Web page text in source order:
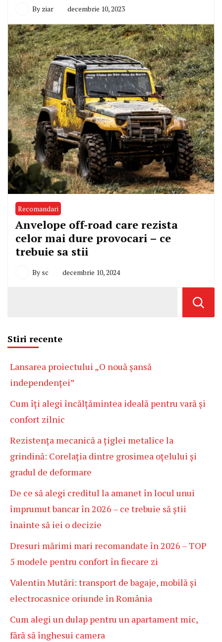
By ziar decembrie 10, 2023
Recomandari
Anvelope off-road care rezista
celor mai dure provocari – ce
trebuie sa stii
By sc decembrie 10, 2024
Stiri recente
Lansarea proiectului „O nouă șansă
independenței”
Cum îți alegi încălțămintea ideală pentru vară și
confort zilnic
Rezistența mecanică a țiglei metalice la
grindină: Corelația dintre grosimea oțelului și
gradul de deformare
De ce să alegi creditul la amanet în locul unui
împrumut bancar în 2026 – ce trebuie să știi
înainte să iei o decizie
Dresuri mărimi mari recomandate în 2026 – TOP
5 modele pentru confort în fiecare zi
Valentin Mutări: transport de bagaje, mobilă și
electrocasnice oriunde în România
Cum alegi un dulap pentru un apartament mic,
fără să înghesui camera